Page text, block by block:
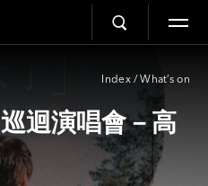
Index / What’s on
迴演唱會－高